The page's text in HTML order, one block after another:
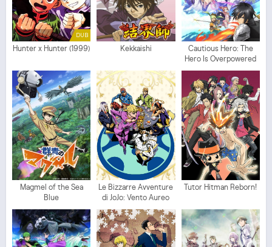
DUB
Hunter x Hunter (1999) Kekkaishi
Cautious Hero: The
Hero Is Overpowered
but Overly Cautious
Magmel of the Sea
Blue
Le Bizzarre Avventure
di JoJo: Vento Aureo
Tutor Hitman Reborn!